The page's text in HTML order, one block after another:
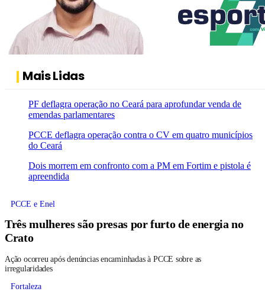
Mais Lidas
PF deflagra operação no Ceará para aprofundar venda de
emendas parlamentares
PCCE deflagra operação contra o CV em quatro municípios
do Ceará
Dois morrem em confronto com a PM em Fortim e pistola é
apreendida
PCCE e Enel
Três mulheres são presas por furto de energia no
Crato
Ação ocorreu após denúncias encaminhadas à PCCE sobre as
irregularidades
Fortaleza